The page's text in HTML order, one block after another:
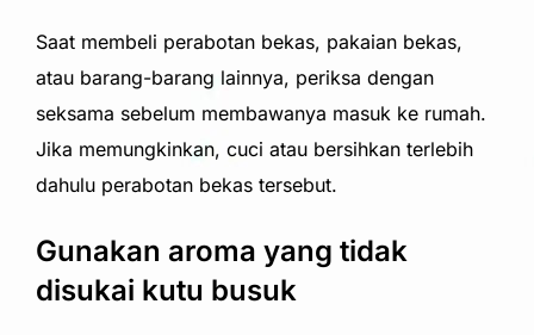
Saat membeli perabotan bekas, pakaian bekas,
atau barang-barang lainnya, periksa dengan
seksama sebelum membawanya masuk ke rumah.
Jika memungkinkan, cuci atau bersihkan terlebih
dahulu perabotan bekas tersebut.
Gunakan aroma yang tidak
disukai kutu busuk